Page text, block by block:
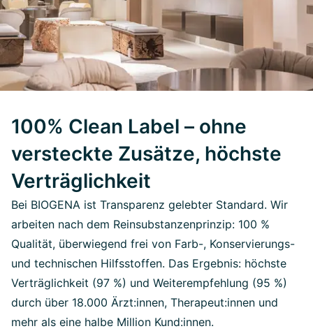
100% Clean Label – ohne
versteckte Zusätze, höchste
Verträglichkeit
Bei BIOGENA ist Transparenz gelebter Standard. Wir
arbeiten nach dem Reinsubstanzenprinzip: 100 %
Qualität, überwiegend frei von Farb-, Konservierungs-
und technischen Hilfsstoffen. Das Ergebnis: höchste
Verträglichkeit (97 %) und Weiterempfehlung (95 %)
durch über 18.000 Ärzt:innen, Therapeut:innen und
mehr als eine halbe Million Kund:innen.